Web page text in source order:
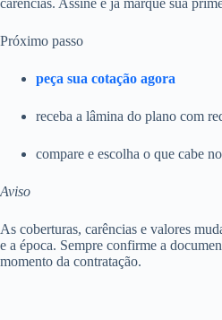
Próximo passo
peça sua cotação agora
receba a lâmina do plano com
compare e escolha o que cabe
Aviso
As coberturas, carências e valores
e a época. Sempre confirme a
momento da contratação.